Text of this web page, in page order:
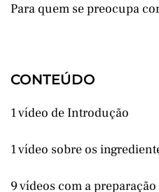
Para quem se preocupa
CONTEÚDO
1 vídeo de Introdução
1 vídeo sobre os
9 vídeos com a